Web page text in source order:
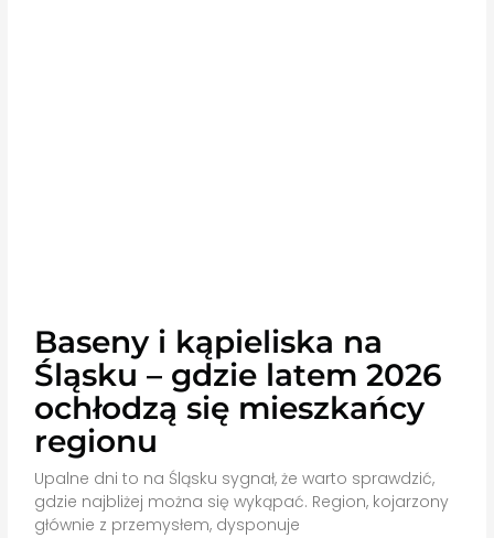
Baseny i kąpieliska na
Śląsku – gdzie latem 2026
ochłodzą się mieszkańcy
regionu
Upalne dni to na Śląsku sygnał, że warto sprawdzić,
gdzie najbliżej można się wykąpać. Region, kojarzony
głównie z przemysłem, dysponuje